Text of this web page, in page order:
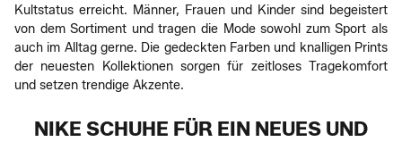
Kultstatus erreicht. Männer, Frauen und Kinder sind begeistert
von dem Sortiment und tragen die Mode sowohl zum Sport als
auch im Alltag gerne. Die gedeckten Farben und knalligen Prints
der neuesten Kollektionen sorgen für zeitloses Tragekomfort
und setzen trendige Akzente.
NIKE SCHUHE FÜR EIN NEUES UND